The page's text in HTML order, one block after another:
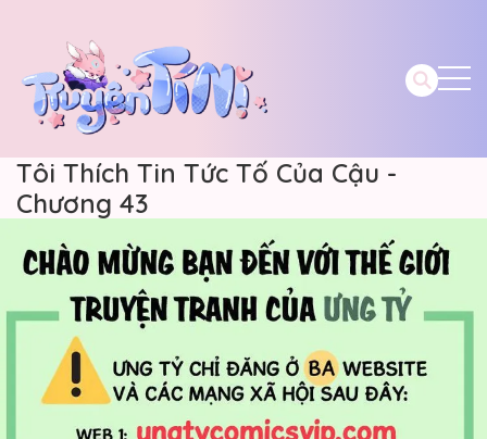
Tôi Thích Tin Tức Tố Của Cậu -
Chương 43